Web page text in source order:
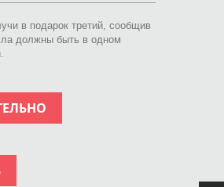
в подарок третий, сообщив
должны быть в одном